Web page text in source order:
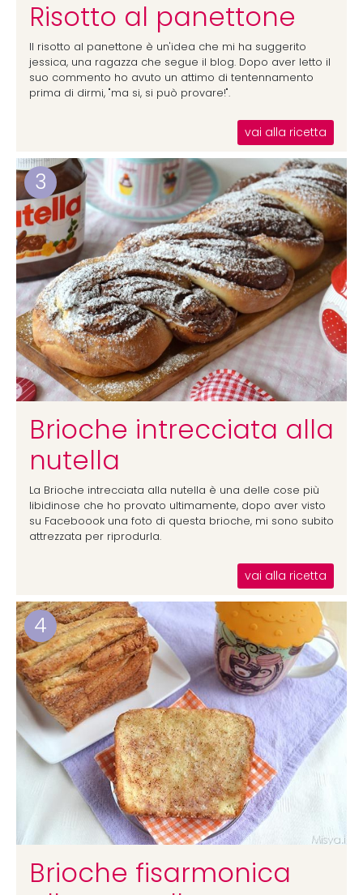
Risotto al panettone
Il risotto al panettone è un'idea che mi ha suggerito
jessica, una ragazza che segue il blog. Dopo aver letto il
suo commento ho avuto un attimo di tentennamento
prima di dirmi, "ma si, si può provare!".
vai alla ricetta
3
Brioche intrecciata alla
nutella
La Brioche intrecciata alla nutella è una delle cose più
libidinose che ho provato ultimamente, dopo aver visto
su Faceboook una foto di questa brioche, mi sono subito
attrezzata per riprodurla.
vai alla ricetta
4
Brioche fisarmonica